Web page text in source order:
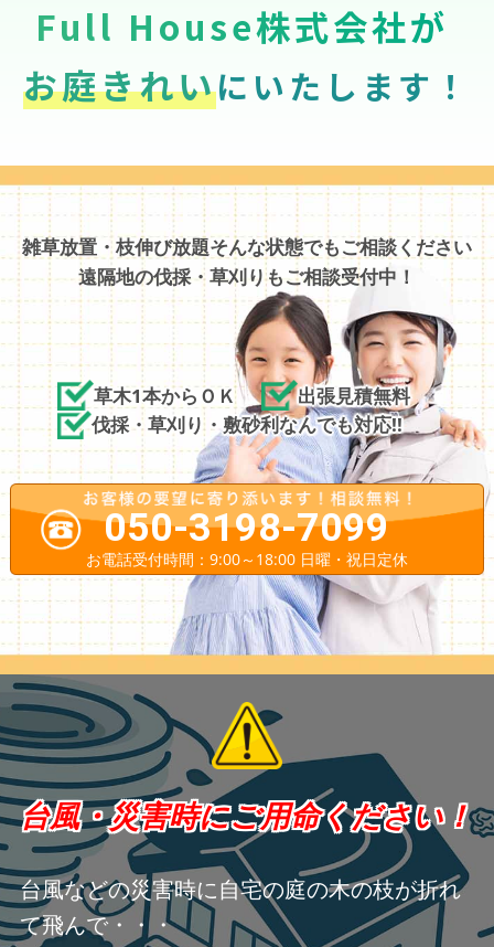
Full House株式会社が
お庭きれいにいたします！
雑草放置・枝伸び放題そんな状態でもご相談ください
遠隔地の伐採・草刈りもご相談受付中！
草木1本からＯＫ
出張見積無料
伐採・草刈り・敷砂利なんでも対応!!
050-3198-7099
お電話受付時間：9:00～18:00 日曜・祝日定休
台風・災害時にご用命ください！
台風などの災害時に自宅の庭の木の枝が折れ
て飛んで・・・